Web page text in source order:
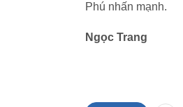
Phú nhấn mạnh.
Ngọc Trang